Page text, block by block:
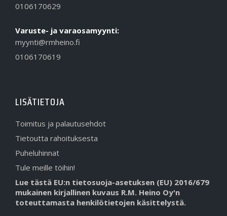
0106170629
Varuste- ja varaosamyynti:
myynti@rmheino.fi
0106170619
LISÄTIETOJA
Toimitus ja palautusehdot
Tietoutta rahoituksesta
Puheluhinnat
Tule meille töihin!
Lue tästä EU:n tietosuoja-asetuksen (EU) 2016/679
mukainen kirjallinen kuvaus R.M. Heino Oy'n
toteuttamasta henkilötietojen käsittelystä.